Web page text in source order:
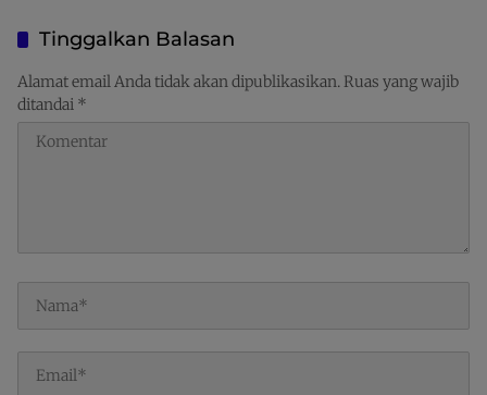
Tinggalkan Balasan
Alamat email Anda tidak akan dipublikasikan.Ruas yang wajib
ditandai *